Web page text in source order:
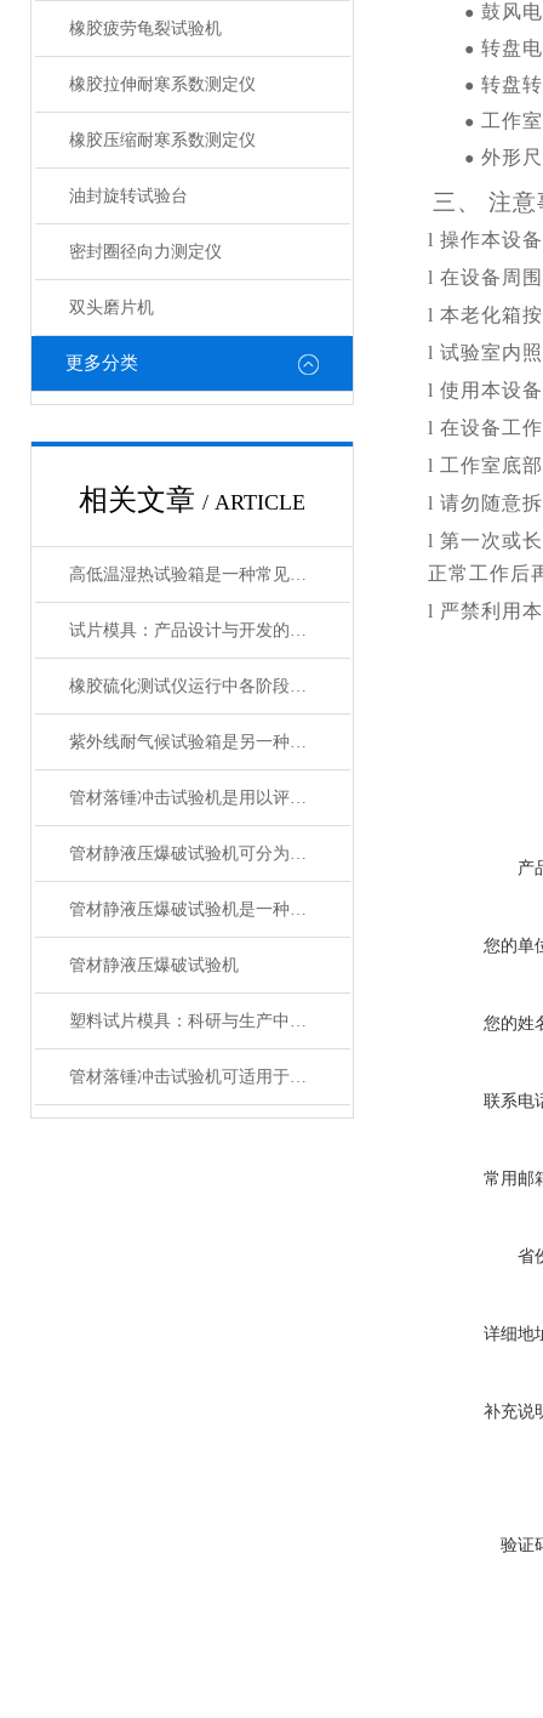
橡胶疲劳龟裂试验机
橡胶拉伸耐寒系数测定仪
橡胶压缩耐寒系数测定仪
油封旋转试验台
密封圈径向力测定仪
双头磨片机
更多分类
相关文章 / ARTICLE
高低温湿热试验箱是一种常见的环境测试设备
试片模具：产品设计与开发的得力助手
橡胶硫化测试仪运行中各阶段分析
紫外线耐气候试验箱是另一种模拟光照的光老化试验设备
管材落锤冲击试验机是用以评价材料抗冲击性能的一种测试仪器
管材静液压爆破试验机可分为单位式和密闭式两种
管材静液压爆破试验机是一种用于测试管材抗压性能的试验设备
管材静液压爆破试验机
塑料试片模具：科研与生产中的高效工具
管材落锤冲击试验机可适用于交通运输等领域的抗冲击试验
● 鼓风
● 转盘
● 转盘
● 工作
● 外形
三、 注意
l 操作本设
l 在设备周
l 本老化箱
l 试验室内
l 使用本设
l 在设备工
l 工作室底
l 请勿随意
l 第一次或
正常工作后
l 严禁利用
产
您的单
您的姓
联系电
常用邮
省
详细地
补充说
验证